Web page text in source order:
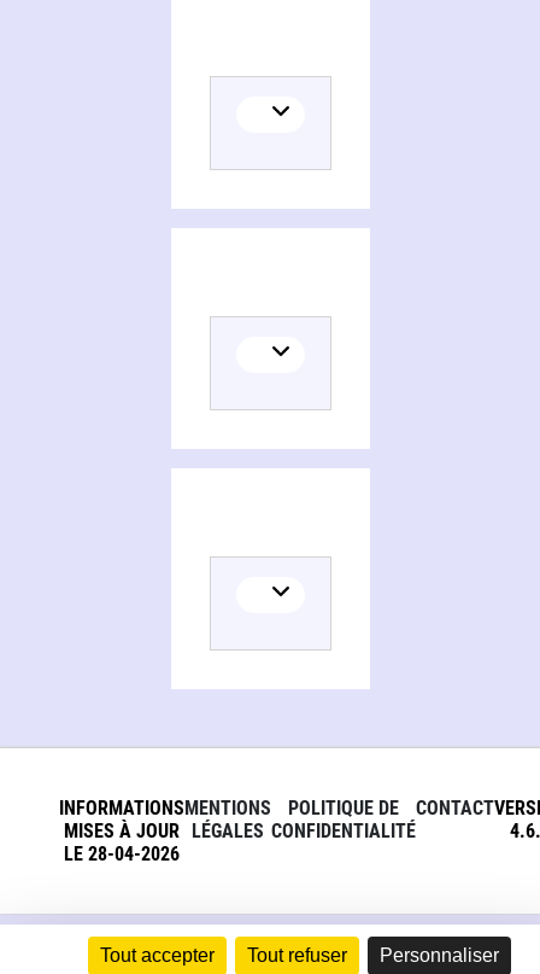
Tout accepter Tout refuser Personnaliser
INFORMATIONS
MISES À JOUR
LE 28-04-2026
MENTIONS
LÉGALES
POLITIQUE DE
CONFIDENTIALITÉ
CONTACT